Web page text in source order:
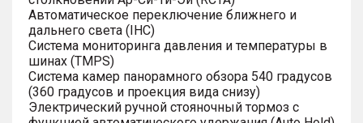
Автоматическое переключение ближнего и
дальнего света (IHC)
Система мониторинга давления и температуры в
шинах (TMPS)
Система камер панорамного обзора 540 градусов
(360 градусов и проекция вида снизу)
Электрический ручной стояночный тормоз с